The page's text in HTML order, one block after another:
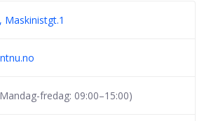
Maskinistgt.1
fredag: 09:00–15:00)